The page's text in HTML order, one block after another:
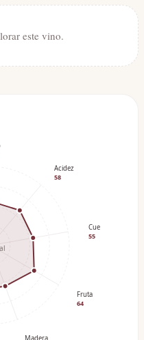
este vino.
Acidez
58
Cuerpo
55
Fruta
64
Madera